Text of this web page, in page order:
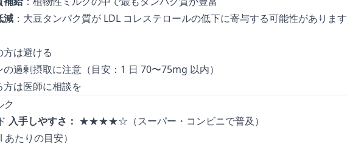
減 ：大豆タンパク質が LDL コレステロールの低下に寄与する可能性があります
は避ける
過剰摂取に注意（目安：1 日 70〜75mg 以内）
は医師に相談を
ク
入手しやすさ： ★★★★☆（スーパー・コンビニで普及）
たりの目安）